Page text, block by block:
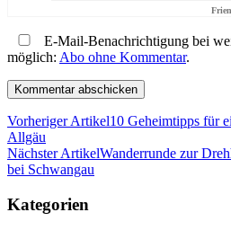
E-Mail-Benachrichtigung bei
möglich: Abo ohne Kommentar.
Vorheriger Artikel10 Geheimtipps für
Allgäu
Nächster ArtikelWanderrunde zur
bei Schwangau
Kategorien